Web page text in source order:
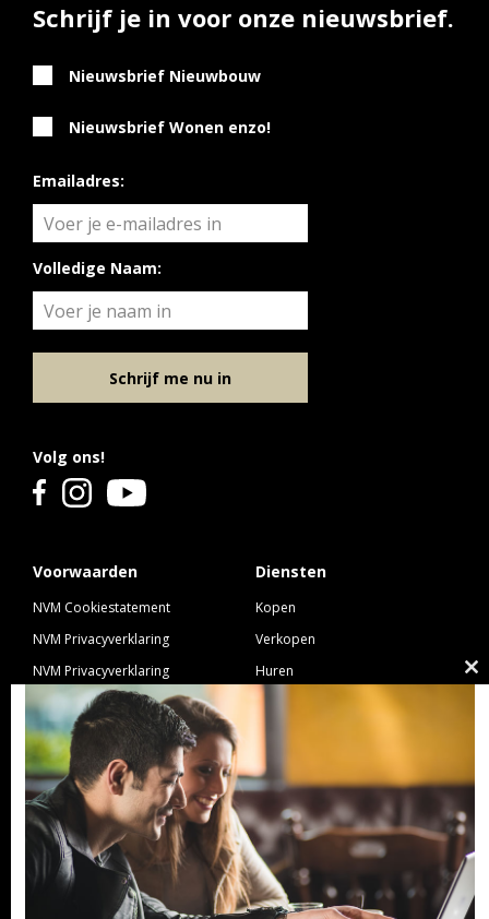
Voorwaarden
NVM Cookiestatement
NVM Privacyverklaring
NVM Privacyverklaring
Nieuwbouw
NVM Voorwaarden Consument
NVM Voorwaarden
Professionele Opdrachtgevers
Diensten
Kopen
Verkopen
Huren
Hypotheek
Verzekeren
Links
Volg ons!
Schrijf je in voor onze nieuwsbrief.
Nieuwsbrief Nieuwbouw
Nieuwsbrief Wonen enzo!
Emailadres:
Volledige Naam:
Schrijf me nu in